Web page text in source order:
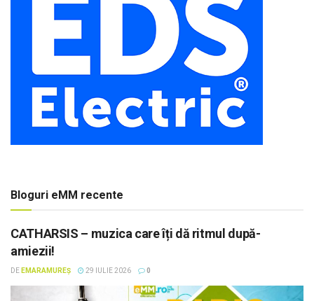
Bloguri eMM recente
CATHARSIS – muzica care îți dă ritmul după-
amiezii!
DE EMARAMUREȘ 29 IULIE 2026 0